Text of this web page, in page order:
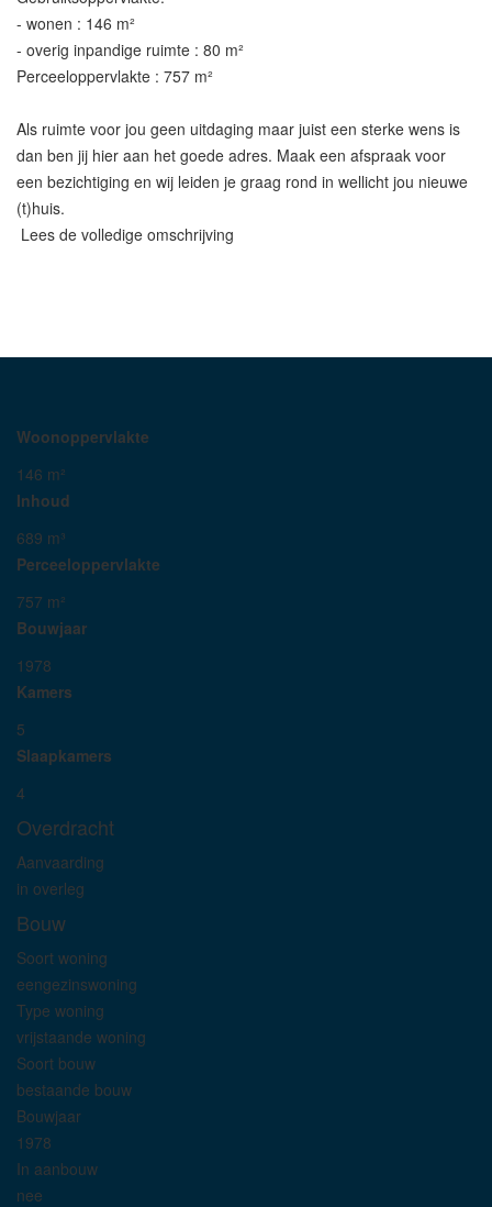
- wonen : 146 m²
- overig inpandige ruimte : 80 m²
Perceeloppervlakte : 757 m²
Als ruimte voor jou geen uitdaging maar juist een sterke wens is
dan ben jij hier aan het goede adres. Maak een afspraak voor
een bezichtiging en wij leiden je graag rond in wellicht jou nieuwe
(t)huis.
Lees de volledige omschrijving
Woonoppervlakte
146 m²
Inhoud
689 m³
Perceeloppervlakte
757 m²
Bouwjaar
1978
Kamers
5
Slaapkamers
4
Overdracht
Aanvaarding
in overleg
Bouw
Soort woning
eengezinswoning
Type woning
vrijstaande woning
Soort bouw
bestaande bouw
Bouwjaar
1978
In aanbouw
nee